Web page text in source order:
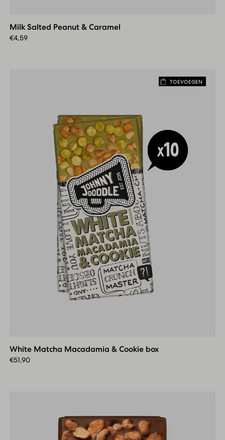
&
Caramel
Milk Salted Peanut & Caramel
€4,59
&
Cookie
TOEVOEGEN
White Matcha Macadamia & Cookie box
€51,90